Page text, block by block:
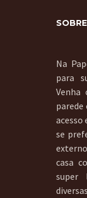
Na
para
Venha
parede
acesso
se
casa
super